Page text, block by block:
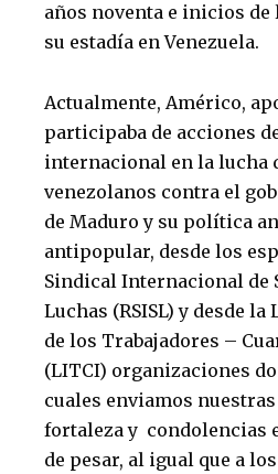
años noventa e inicios de
su estadía en Venezuela.
Actualmente, Américo,
participaba de acciones
internacional en la lucha
venezolanos contra el
de Maduro y su política
antipopular, desde los
Sindical Internacional de
Luchas (RSISL) y desde
de los Trabajadores –
(LITCI) organizaciones
cuales enviamos
fortaleza y condolencias
de pesar, al igual que a